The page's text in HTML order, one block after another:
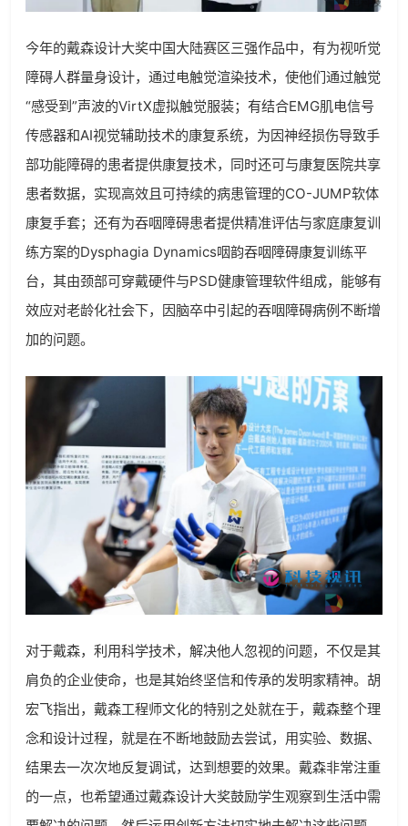
今年的戴森设计大奖中国大陆赛区三强作品中，有为视听觉
障碍人群量身设计，通过电触觉渲染技术，使他们通过触觉
“感受到”声波的VirtX虚拟触觉服装；有结合EMG肌电信号
传感器和AI视觉辅助技术的康复系统，为因神经损伤导致手
部功能障碍的患者提供康复技术，同时还可与康复医院共享
患者数据，实现高效且可持续的病患管理的CO-JUMP软体
康复手套；还有为吞咽障碍患者提供精准评估与家庭康复训
练方案的Dysphagia Dynamics咽韵吞咽障碍康复训练平
台，其由颈部可穿戴硬件与PSD健康管理软件组成，能够有
效应对老龄化社会下，因脑卒中引起的吞咽障碍病例不断增
加的问题。
对于戴森，利用科学技术，解决他人忽视的问题，不仅是其
肩负的企业使命，也是其始终坚信和传承的发明家精神。胡
宏飞指出，戴森工程师文化的特别之处就在于，戴森整个理
念和设计过程，就是在不断地鼓励去尝试，用实验、数据、
结果去一次次地反复调试，达到想要的效果。戴森非常注重
的一点，也希望通过戴森设计大奖鼓励学生观察到生活中需